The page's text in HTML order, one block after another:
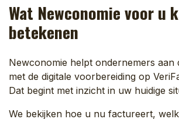
Wat Newconomie voor u
betekenen
Newconomie helpt ondernemers aan
met de digitale voorbereiding op
Dat begint met inzicht in uw huidige
We bekijken hoe u nu factureert,